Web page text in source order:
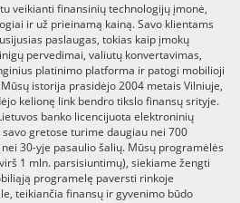
veikianti finansinių technologijų įmonė,
ir už prieinamą kainą. Savo klientams
paslaugas, tokias kaip įmokų
pervedimai, valiutų konvertavimas,
platinimo platforma ir patogi mobilioji
istorija prasidėjo 2004 metais Vilniuje,
kelionę link bendro tikslo finansų srityje.
banko licencijuota elektroninių
gretose turime daugiau nei 700
30-yje pasaulio šalių. Mūsų programėlės
1 mln. parsisiuntimų), siekiame žengti
programelę paversti rinkoje
teikiančia finansų ir gyvenimo būdo